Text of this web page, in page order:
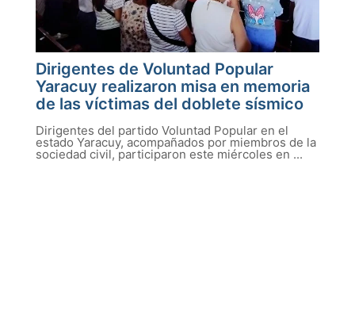
Dirigentes de Voluntad Popular
Yaracuy realizaron misa en memoria
de las víctimas del doblete sísmico
Dirigentes del partido Voluntad Popular en el
estado Yaracuy, acompañados por miembros de la
sociedad civil, participaron este miércoles en ...